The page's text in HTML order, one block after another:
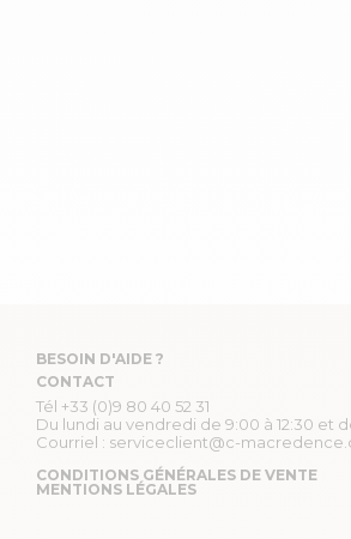
BESOIN D'AIDE ?
CONTACT
Tél +33 (0)9 80 40 52 31
Du lundi au vendredi de 9:00 à 12:30 et
Courriel : serviceclient@c-
CONDITIONS GÉNÉRALES DE VENTE
MENTIONS LÉGALES